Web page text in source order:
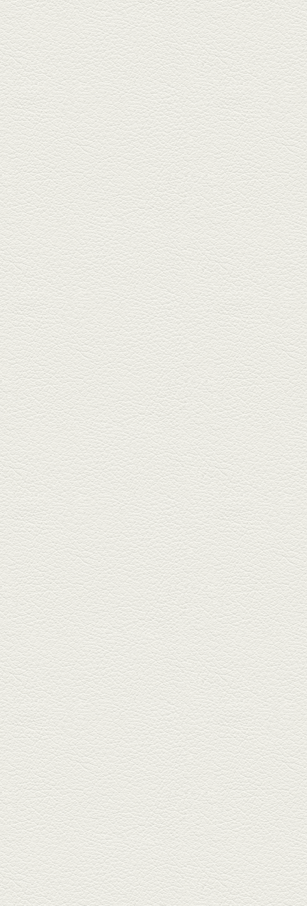
ぱちのカマ(塩焼き)
並木坂では珍しい朝ごはんの店
「コルハコ」で昼飲みの刻。
「銀し...
2025年7月4日放送
生姜香る鮭とイクラの土
鍋ご飯 など
銀杏中通りにこの春オープンし
た「創作ダイニング真」へ。暑
い夏...
2025年6月13日放送
ﾊﾓの季節野菜あんかけ＆
どんぐりﾎﾟｰｸ西京焼き
西銀座通り、若き和の料理人の
名店「旬味こさか」で夏の味を
堪能...
2025年5月23日放送
明太もちチーズもんじゃ
銀座中通りで深夜３時まで営業
している「もんじゃ焼きかめの
や」...
2025年5月2日放送
ミックス水餃子＆麻婆豆
腐
新水前寺駅そばの人気店「中華
料理 福来亭」へ。「しろ」ロッ
ク...
2025年4月11日放送
きびなごの塩焼き＆黒豚
しゃぶしゃぶ
春の[熊本屋台村]で昼飲みの刻。
[かごっま屋台 黒で乾杯]で「銀...
2025年3月21日放送
薩摩赤鶏のころころ焼き
＆カツオの藁焼き
三年坂通りのビル２階「焼鳥こ
ろころ」はオシャレな店構えで
炭火...
2025年2月28日放送
踊る車海老＆あか牛串 ウ
ニとキャビア乗せ
ホテル日航熊本の裏、創作串揚
げの新たな店「串ハル」へ「銀
しろ...
2025年2月7日放送
マグロのレアカツ＆合鴨
とカブのゆず煮
酒場通りの「料理屋じぃ」で昼
飲みの刻。「しろ」お湯割で店
主ご...
2025年1月17日放送
燻製ポーク＆特製和風石
焼おこげ
北区の飛田バイパスで人気の創
作家庭料理の店「ソラクル」
へ。「...
2024年12月27日放送
バーニャカウダ＆焼き鳥
＆もつ鍋